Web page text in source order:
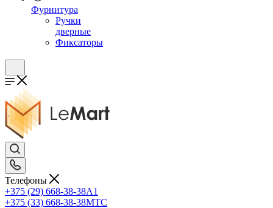
Фурнитура
Ручки
дверные
Фиксаторы
Телефоны
+375 (29) 668-38-38A1
+375 (33) 668-38-38МТС